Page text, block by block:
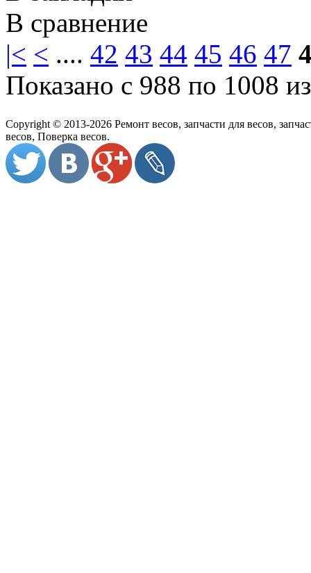
В сравнение
|< < .... 42 43 44 45 46 47
Показано с 988 по 1008
Copyright © 2013-2026 Ремонт весов, запчасти для весов,
весов, Поверка весов.